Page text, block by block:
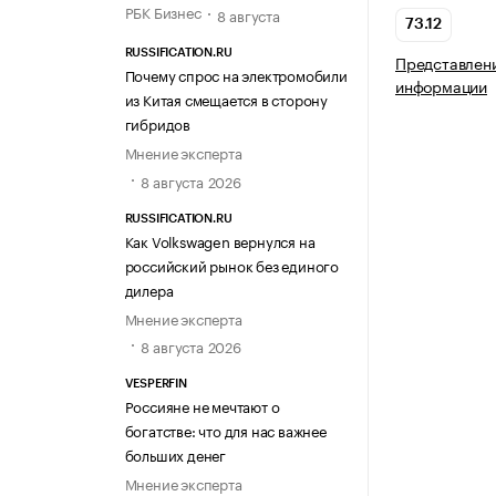
РБК Бизнес 8 августа
RUSSIFICATION.RU
Почему спрос на электромобили
из Китая смещается в сторону
гибридов
Мнение эксперта
8 августа 2026
RUSSIFICATION.RU
Как Volkswagen вернулся на
российский рынок без единого
дилера
Мнение эксперта
8 августа 2026
VESPERFIN
Россияне не мечтают о
богатстве: что для нас важнее
больших денег
Мнение эксперта
73.12
информации